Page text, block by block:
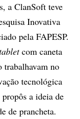
a ClanSoft teve
Inovativa
pela FAPESP.
com caneta
trabalhavam no
tecnológica
a ideia de
de prancheta.